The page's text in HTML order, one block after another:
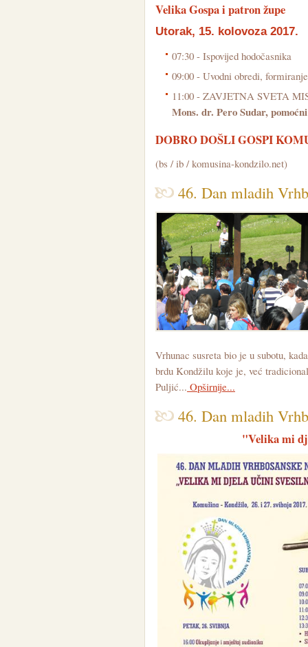
Velika Gospa i patron župe
Utorak, 15. kolovoza 2017.
07:30 - Ispovijed hodočasnika
09:00 - Uvodni obredi,
11:00 - ZAVJETNA SVETA
Mons. dr. Pero Sudar,
DOBRO DOŠLI GOSPI
(bs / ib / komusina-kondzilo.net)
46. Dan mladih
Vrhunac susreta bio je u subotu,
brdu Kondžilu koje je, već
Puljić... Opširnije...
46. Dan mladih
"Velika mi